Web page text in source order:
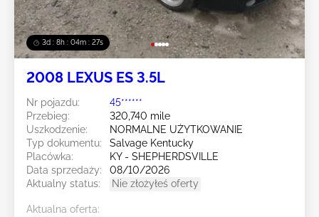
3d : 8h : 04m : 24s
2008 LEXUS ES 3.5L
Nr pojazdu:
45******
Przebieg:
320,740 mile
Uszkodzenie:
NORMALNE UŻYTKOWANIE
Typ dokumentu:
Salvage Kentucky
Placówka:
KY - SHEPHERDSVILLE
Data sprzedaży:
08/10/2026
Aktualny status:
Nie złożyłeś oferty
Aktualna oferta: